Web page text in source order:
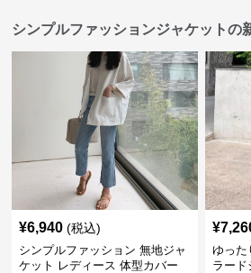
シンプルファッションジャケットの
¥6,940 (税込)
シンプルファッション 無地ジャ
ケット レディース 体型カバー
¥
ゆった
ラード